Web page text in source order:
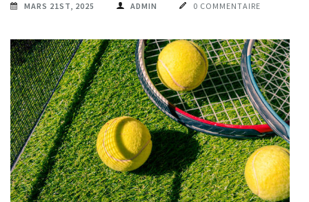
MARS 21ST, 2025 ADMIN 0 COMMENTAIRE